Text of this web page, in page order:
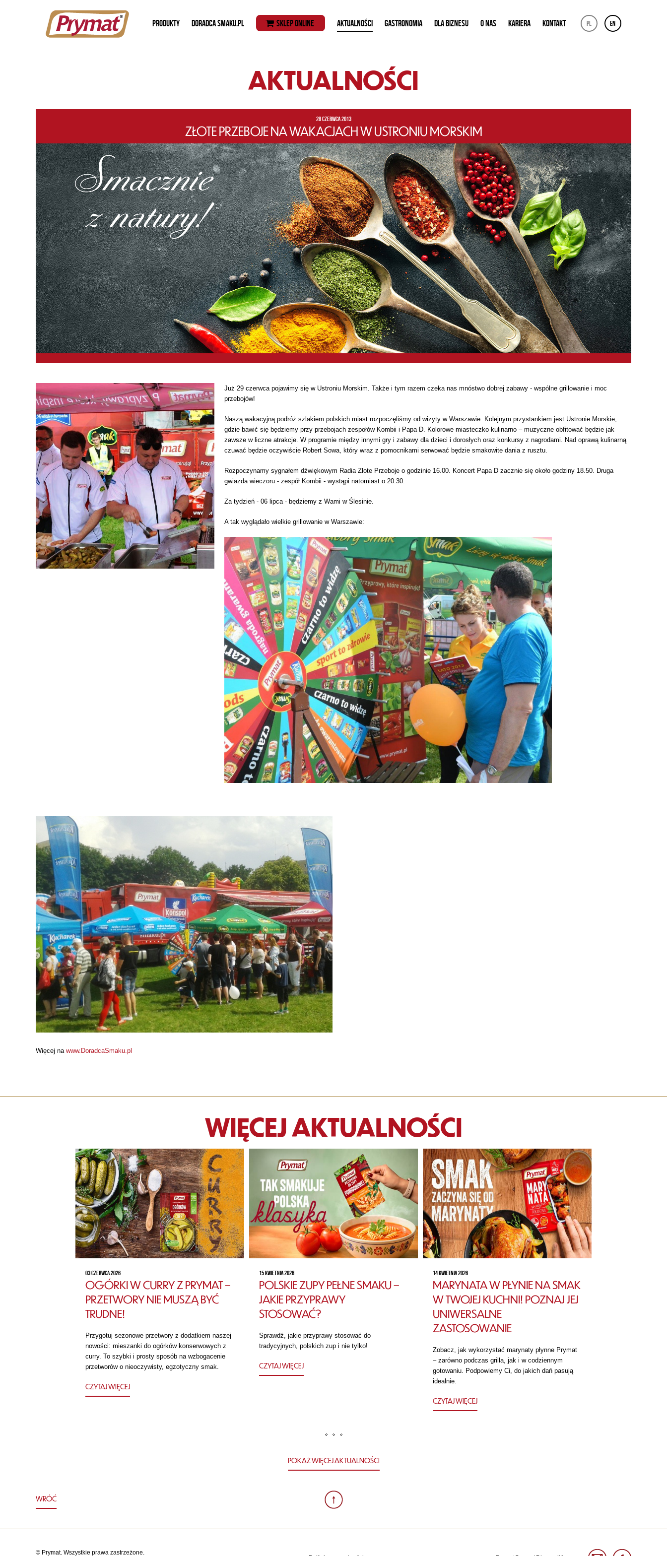
pl en
PRODUKTY DORADCA SMAKU.PL SKLEP ONLINE AKTUALNOŚCI GASTRONOMIA DLA BIZNESU O NAS KARIERA KONTAKT
AKTUALNOŚCI
28 CZERWCA 2013
ZŁOTE PRZEBOJE NA WAKACJACH W USTRONIU MORSKIM
Już 29 czerwca pojawimy się w Ustroniu Morskim. Także i tym razem czeka nas mnóstwo dobrej zabawy - wspólne grillowanie i moc
przebojów!
Naszą wakacyjną podróż szlakiem polskich miast rozpoczęliśmy od wizyty w Warszawie. Kolejnym przystankiem jest Ustronie Morskie,
gdzie bawić się będziemy przy przebojach zespołów Kombii i Papa D. Kolorowe miasteczko kulinarno – muzyczne obfitować będzie jak
zawsze w liczne atrakcje. W programie między innymi gry i zabawy dla dzieci i dorosłych oraz konkursy z nagrodami. Nad oprawą kulinarną
czuwać będzie oczywiście Robert Sowa, który wraz z pomocnikami serwować będzie smakowite dania z rusztu.
Rozpoczynamy sygnałem dźwiękowym Radia Złote Przeboje o godzinie 16.00. Koncert Papa D zacznie się około godziny 18.50. Druga
gwiazda wieczoru - zespół Kombii - wystąpi natomiast o 20.30.
Za tydzień - 06 lipca - będziemy z Wami w Ślesinie.
A tak wyglądało wielkie grillowanie w Warszawie:
Więcej na www.DoradcaSmaku.pl
WIĘCEJ AKTUALNOŚCI
03 CZERWCA 2026
OGÓRKI W CURRY Z PRYMAT –
PRZETWORY NIE MUSZĄ BYĆ
TRUDNE!
Przygotuj sezonowe przetwory z dodatkiem naszej
nowości: mieszanki do ogórków konserwowych z
curry. To szybki i prosty sposób na wzbogacenie
przetworów o nieoczywisty, egzotyczny smak.
CZYTAJ WIĘCEJ
15 KWIETNIA 2026
POLSKIE ZUPY PEŁNE SMAKU –
JAKIE PRZYPRAWY
STOSOWAĆ?
Sprawdź, jakie przyprawy stosować do
tradycyjnych, polskich zup i nie tylko!
CZYTAJ WIĘCEJ
14 KWIETNIA 2026
MARYNATA W PŁYNIE NA SMAK
W TWOJEJ KUCHNI! POZNAJ JEJ
UNIWERSALNE
ZASTOSOWANIE
Zobacz, jak wykorzystać marynaty płynne Prymat
– zarówno podczas grilla, jak i w codziennym
gotowaniu. Podpowiemy Ci, do jakich dań pasują
idealnie.
CZYTAJ WIĘCEJ
POKAŻ WIĘCEJ AKTUALNOŚCI
WRÓĆ
© Prymat. Wszystkie prawa zastrzeżone.